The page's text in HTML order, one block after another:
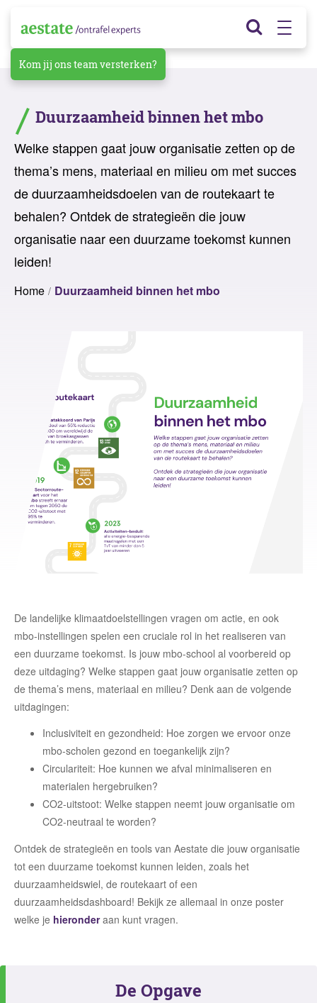
Kom jij ons team versterken?
Duurzaamheid binnen het mbo
Welke stappen gaat jouw organisatie zetten op de
thema’s mens, materiaal en milieu om met succes
de duurzaamheidsdoelen van de routekaart te
behalen? Ontdek de strategieën die jouw
organisatie naar een duurzame toekomst kunnen
leiden!
Home Duurzaamheid binnen het mbo
De landelijke klimaatdoelstellingen vragen om actie, en ook
mbo-instellingen spelen een cruciale rol in het realiseren van
een duurzame toekomst. Is jouw mbo-school al voorbereid op
deze uitdaging? Welke stappen gaat jouw organisatie zetten op
de thema’s mens, materiaal en milieu? Denk aan de volgende
uitdagingen:
Inclusiviteit en gezondheid: Hoe zorgen we ervoor onze
mbo-scholen gezond en toegankelijk zijn?
Circulariteit: Hoe kunnen we afval minimaliseren en
materialen hergebruiken?
CO2-uitstoot: Welke stappen neemt jouw organisatie om
CO2-neutraal te worden?
Ontdek de strategieën en tools van Aestate die jouw organisatie
tot een duurzame toekomst kunnen leiden, zoals het
duurzaamheidswiel, de routekaart of een
duurzaamheidsdashboard! Bekijk ze allemaal in onze poster
welke je hieronderaan kunt vragen.
De Opgave